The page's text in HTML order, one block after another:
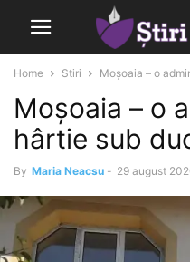
Home Stiri Moșoaia – o
Moșoaia – o
hârtie sub
By Maria Neacsu - 29 august